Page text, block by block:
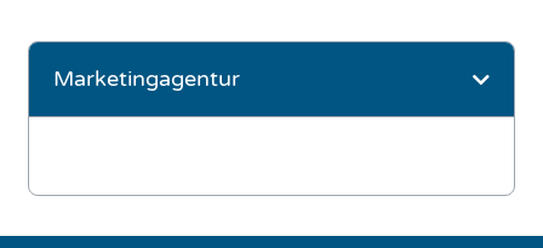
Marketingagentur